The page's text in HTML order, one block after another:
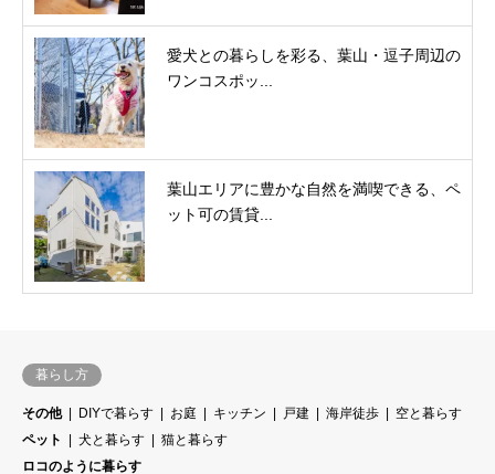
愛犬との暮らしを彩る、葉山・逗子周辺の
ワンコスポッ...
葉山エリアに豊かな自然を満喫できる、ペ
ット可の賃貸...
暮らし方
その他 DIYで暮らす お庭 キッチン 戸建 海岸徒歩
空と暮らす
ペット
犬と暮らす
猫と暮らす
ロコのように暮らす